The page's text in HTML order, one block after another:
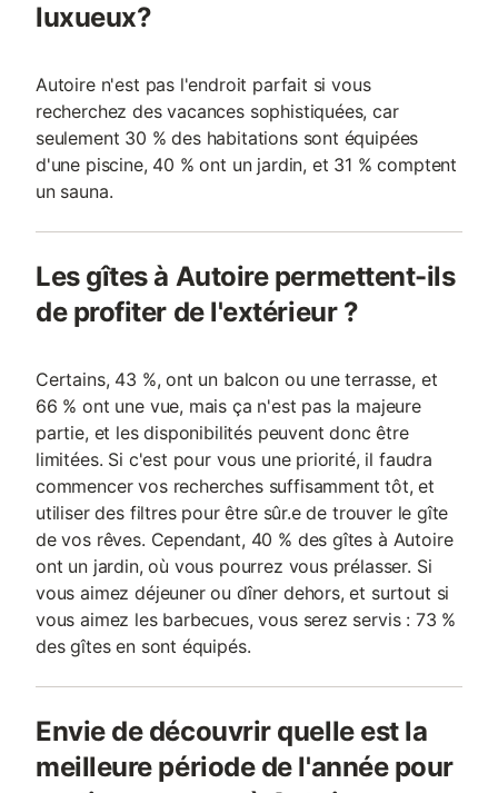
luxueux?
Autoire n'est pas l'endroit parfait si vous
recherchez des vacances sophistiquées, car
seulement 30 % des habitations sont équipées
d'une piscine, 40 % ont un jardin, et 31 % comptent
un sauna.
Les gîtes à Autoire permettent-ils
de profiter de l'extérieur ?
Certains, 43 %, ont un balcon ou une terrasse, et
66 % ont une vue, mais ça n'est pas la majeure
partie, et les disponibilités peuvent donc être
limitées. Si c'est pour vous une priorité, il faudra
commencer vos recherches suffisamment tôt, et
utiliser des filtres pour être sûr.e de trouver le gîte
de vos rêves. Cependant, 40 % des gîtes à Autoire
ont un jardin, où vous pourrez vous prélasser. Si
vous aimez déjeuner ou dîner dehors, et surtout si
vous aimez les barbecues, vous serez servis : 73 %
des gîtes en sont équipés.
Envie de découvrir quelle est la
meilleure période de l'année pour